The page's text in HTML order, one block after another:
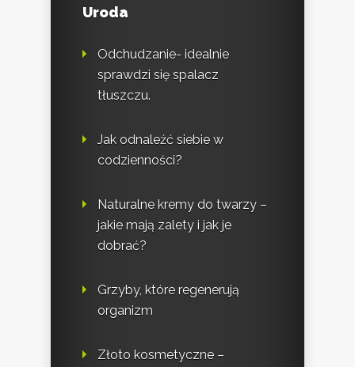
Uroda
Odchudzanie- idealnie
sprawdzi się spalacz
tłuszczu.
Jak odnaleźć siebie w
codzienności?
Naturalne kremy do twarzy –
jakie mają zalety i jak je
dobrać?
Grzyby, które regenerują
organizm
Złoto kosmetyczne –